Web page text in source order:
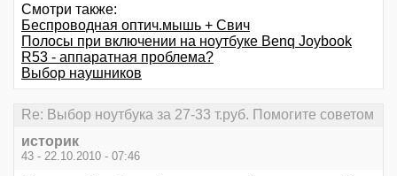
Смотри также:
Беспроводная оптич.мышь + Свич
Полосы при включении на ноутбуке Benq Joybook
R53 - аппаратная проблема?
Выбор наушников
Re: Выбор ноутбука за 27-33 т.руб. Помогите советом
историк
43 - 22.10.2010 - 07:46